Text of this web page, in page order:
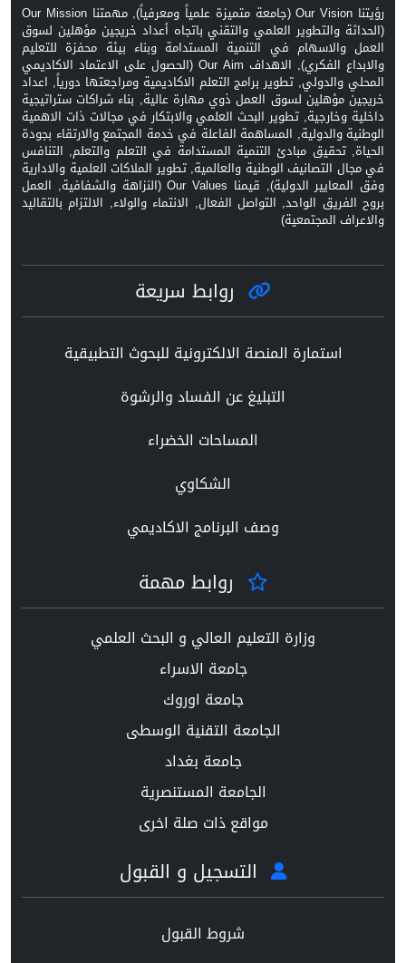
رؤيتنا Our Vision (جامعة متميزة علمياً ومعرفياً), مهمتنا Our Mission
(الحداثة والتطوير العلمي والتقني باتجاه أعداد خريجين مؤهلين لسوق
العمل والاسهام في التنمية المستدامة وبناء بيئة محفزة للتعليم
والابداع الفكري), الاهداف Our Aim (الحصول على الاعتماد الاكاديمي
المحلي والدولي, تطوير برامج التعلم الاكاديمية ومراجعتها دورياً, اعداد
خريجين مؤهلين لسوق العمل ذوي مهارة عالية, بناء شراكات ستراتيجية
داخلية وخارجية, تطوير البحث العلمي والابتكار في مجالات ذات الاهمية
الوطنية والدولية, المساهمة الفاعلة في خدمة المجتمع والارتقاء بجودة
الحياة, تحقيق مبادئ التنمية المستدامة في التعلم والتعلم, التنافس
في مجال التصانيف الوطنية والعالمية, تطوير الملاكات العلمية والادارية
وفق المعايير الدولية), قيمنا Our Values (النزاهة والشفافية, العمل
بروح الفريق الواحد, التواصل الفعال, الانتماء والولاء, الالتزام بالتقاليد
والاعراف المجتمعية)
روابط سريعة
استمارة المنصة الالكترونية للبحوث التطبيقية
التبليغ عن الفساد والرشوة
المساحات الخضراء
الشكاوي
وصف البرنامج الاكاديمي
روابط مهمة
وزارة التعليم العالي و البحث العلمي
جامعة الاسراء
جامعة اوروك
الجامعة التقنية الوسطى
جامعة بغداد
الجامعة المستنصرية
مواقع ذات صلة اخرى
التسجيل و القبول
شروط القبول